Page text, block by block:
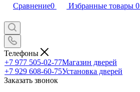
Сравнение0 Избранные товары 0
Телефоны
+7 977 505-02-77Магазин дверей
+7 929 608-60-75Установка дверей
Заказать звонок